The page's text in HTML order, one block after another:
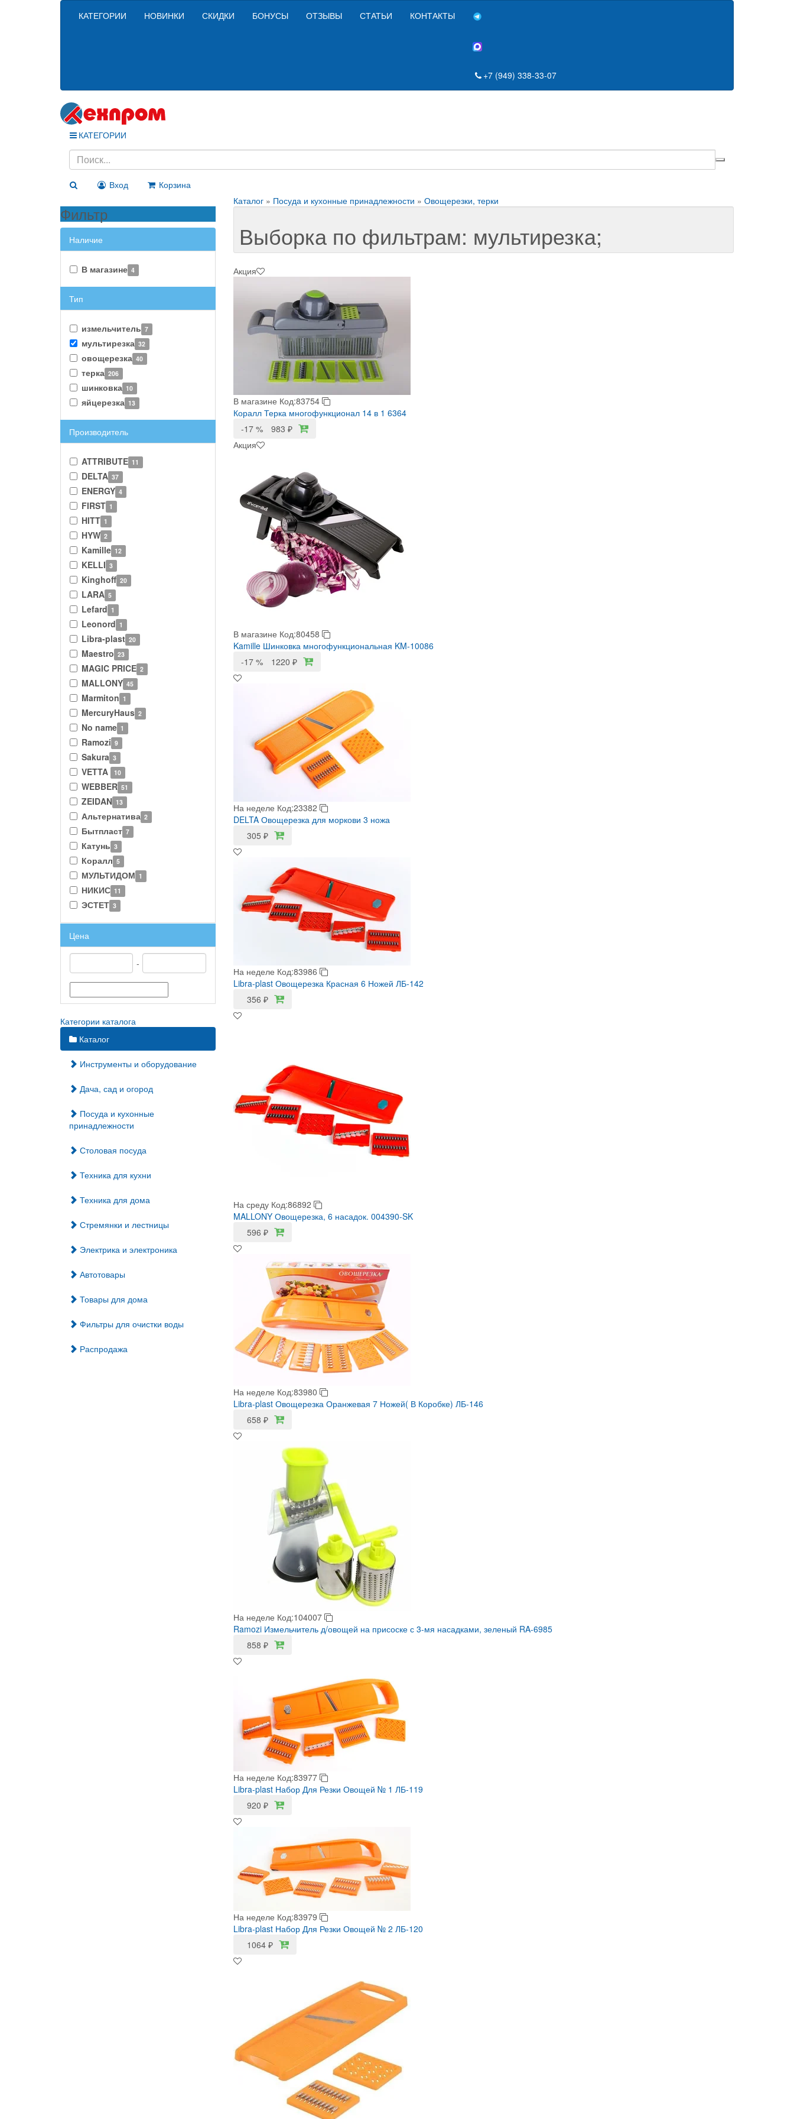
КАТЕГОРИИ НОВИНКИ СКИДКИ БОНУСЫ ОТЗЫВЫ СТАТЬИ КОНТАКТЫ
+7 (949) 338-33-07
КАТЕГОРИИ
Вход Корзина
Фильтр
Наличие
В магазине 4
Тип
измельчитель 7
мультирезка 32
овощерезка 40
терка 206
шинковка 10
яйцерезка 13
Производитель
ATTRIBUTE 11
DELTA 37
ENERGY 4
FIRST 1
HITT 1
HYW 2
Kamille 12
KELLI 3
Kinghoff 20
LARA 5
Lefard 1
Leonord 1
Libra-plast 20
Maestro 23
MAGIC PRICE 2
MALLONY 45
Marmiton 1
MercuryHaus 2
No name 1
Ramozi 9
Sakura 3
VETTA 10
WEBBER 51
ZEIDAN 13
Альтернатива 2
Бытпласт 7
Катунь 3
Коралл 5
МУЛЬТИДОМ 1
НИКИС 11
ЭСТЕТ 3
Цена
-
Категории каталога
Каталог
Инструменты и оборудование
Дача, сад и огород
Посуда и кухонные
принадлежности
Столовая посуда
Техника для кухни
Техника для дома
Стремянки и лестницы
Электрика и электроника
Автотовары
Товары для дома
Фильтры для очистки воды
Распродажа
Каталог» Посуда и кухонные принадлежности » Овощерезки, терки
Выборка по фильтрам: мультирезка;
Акция
В магазине Код:83754
Коралл Терка многофункционал 14 в 1 6364
-17 %
983 ₽
Акция
В магазине Код:80458
Kamille Шинковка многофункциональная KM-10086
-17 %
1220 ₽
На неделе Код:23382
DELTA Овощерезка для моркови 3 ножа
305 ₽
На неделе Код:83986
Libra-plast Овощерезка Красная 6 Ножей ЛБ-142
356 ₽
На среду Код:86892
MALLONY Овощерезка, 6 насадок. 004390-SK
596 ₽
На неделе Код:83980
Libra-plast Овощерезка Оранжевая 7 Ножей( В Коробке) ЛБ-146
658 ₽
На неделе Код:104007
Ramozi Измельчитель д/овощей на присоске с 3-мя насадками, зеленый RA-6985
858 ₽
На неделе Код:83977
Libra-plast Набор Для Резки Овощей № 1 ЛБ-119
920 ₽
На неделе Код:83979
Libra-plast Набор Для Резки Овощей № 2 ЛБ-120
1064₽